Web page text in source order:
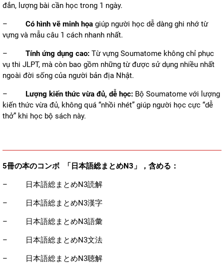
đắn, lượng bài cần học trong 1 ngày.
– Có hình vẽ minh họa giúp người học dễ dàng ghi nhớ từ
vựng và mẫu câu 1 cách nhanh nhất.
– Tính ứng dụng cao: Từ vựng Soumatome không chỉ phục
vụ thi JLPT, mà còn bao gồm những từ được sử dụng nhiều nhất
ngoài đời sống của người bản địa Nhật.
– Lượng kiến thức vừa đủ, dễ học: Bộ Soumatome với lượng
kiến thức vừa đủ, không quá “nhồi nhét” giúp người học cực “dễ
thở” khi học bộ sách này.
5冊の本のコンボ 「日本語総まとめN3」，含める：
– 日本語総まとめN3読解
– 日本語総まとめN3漢字
– 日本語総まとめN3語彙
– 日本語総まとめN3文法
– 日本語総まとめN3聴解